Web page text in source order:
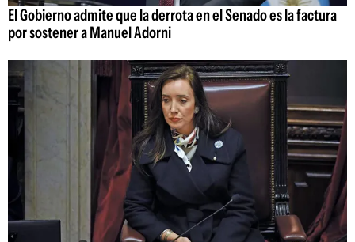
El Gobierno admite que la derrota en el Senado es la factura
por sostener a Manuel Adorni